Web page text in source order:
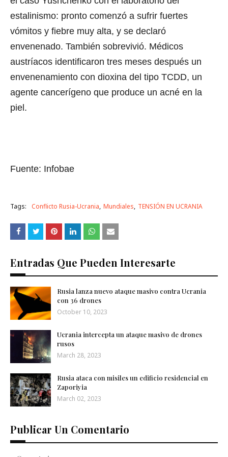
estalinismo: pronto comenzó a sufrir fuertes
vómitos y fiebre muy alta, y se declaró
envenenado. También sobrevivió. Médicos
austríacos identificaron tres meses después un
envenenamiento con dioxina del tipo TCDD, un
agente cancerígeno que produce un acné en la
piel.
Fuente: Infobae
Tags: Conflicto Rusia-Ucrania Mundiales TENSIÓN EN UCRANIA
Entradas Que Pueden Interesarte
Rusia lanza nuevo ataque masivo contra Ucrania
con 36 drones
October 10, 2023
Ucrania intercepta un ataque masivo de drones
rusos
March 28, 2023
Rusia ataca con misiles un edificio residencial en
Zaporiyia
March 02, 2023
Publicar Un Comentario